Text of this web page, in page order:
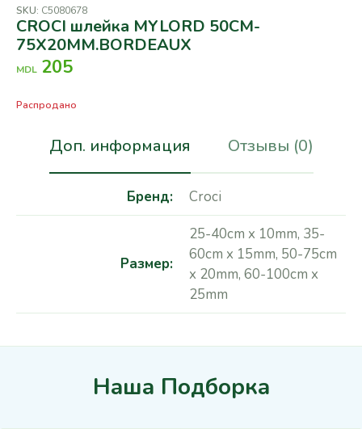
SKU: C5080678
CROCI шлейка MYLORD 50CM-
75X20MM.BORDEAUX
MDL 205
Распродано
Доп. информация Отзывы (0)
Бренд Croci
Размер
25-40cm x 10mm, 35-
60cm x 15mm, 50-75cm
x 20mm, 60-100cm x
25mm
Наша Подборка